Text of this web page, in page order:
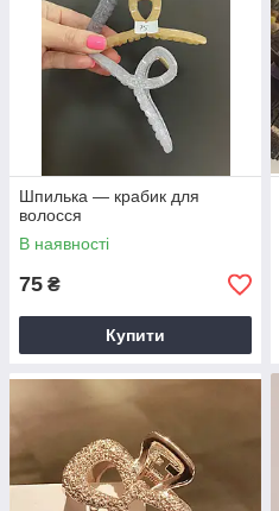
Шпилька — крабик для
волосся
В наявності
75 ₴
Купити